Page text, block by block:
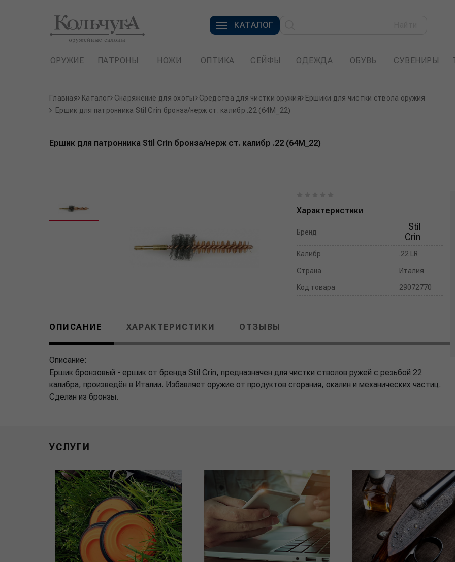
КАТАЛОГ
ОРУЖИЕ ПАТРОНЫ НОЖИ ОПТИКА СЕЙФЫ ОДЕЖДА ОБУВЬ СУВЕНИРЫ
Главная Каталог Снаряжение для охоты Средства для чистки оружия
Ершики для чистки ствола оружия
Ершик для патронника Stil Crin бронза/нерж ст. калибр .22 (64M_22)
Ершик для патронника Stil Crin бронза/нерж ст. калибр .22 (64M_22)
Характеристики
Бренд
Stil
Crin
Калибр .22 LR
Страна Италия
Код товара 29072770
ОПИСАНИЕ ХАРАКТЕРИСТИКИ ОТЗЫВЫ
Описание:
Ершик бронзовый - ершик от бренда Stil Crin, предназначен для чистки стволов ружей с резьбой 22
калибра, произведён в Италии. Избавляет оружие от продуктов сгорания, окалин и механических частиц.
Сделан из бронзы.
УСЛУГИ